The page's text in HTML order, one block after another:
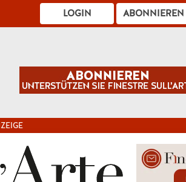
ABONNIEREN
LOGIN